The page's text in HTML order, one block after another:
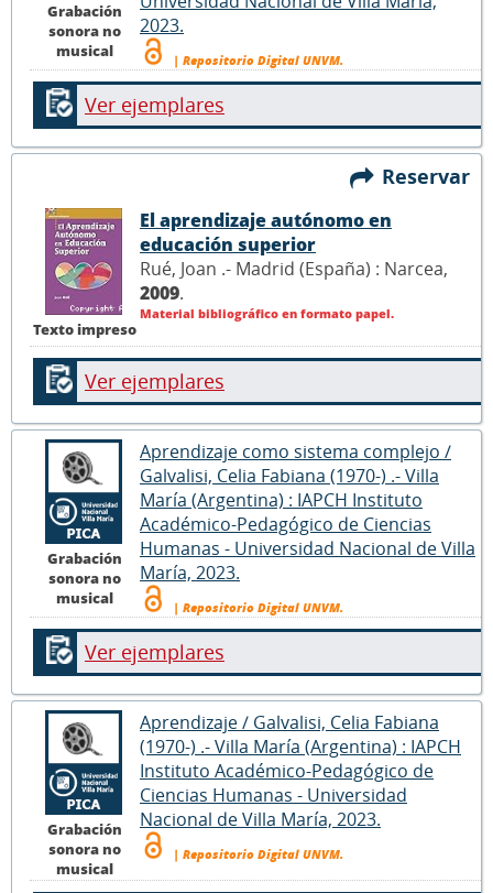
Grabación
sonora no
musical
2023.
| Repositorio Digital UNVM.
Ver ejemplares
Reservar
Texto impreso
El aprendizaje autónomo en
educación superior
Rué, Joan .- Madrid (España) : Narcea,
2009.
Material bibliográfico en formato papel.
Ver ejemplares
Grabación
sonora no
musical
Aprendizaje como sistema complejo /
Galvalisi, Celia Fabiana (1970-) .- Villa
María (Argentina) : IAPCH Instituto
Académico-Pedagógico de Ciencias
Humanas - Universidad Nacional de Villa
María, 2023.
| Repositorio Digital UNVM.
Ver ejemplares
Grabación
sonora no
musical
Aprendizaje / Galvalisi, Celia Fabiana
(1970-) .- Villa María (Argentina) : IAPCH
Instituto Académico-Pedagógico de
Ciencias Humanas - Universidad
Nacional de Villa María, 2023.
| Repositorio Digital UNVM.